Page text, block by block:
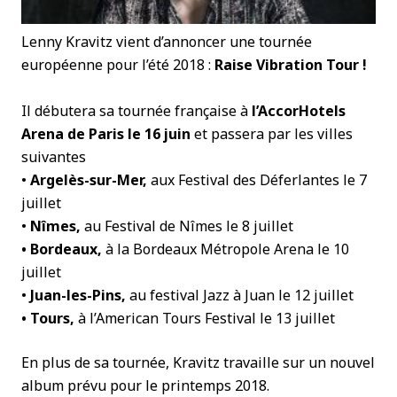
Lenny Kravitz vient d’annoncer une tournée
européenne pour l’été 2018 : Raise Vibration Tour !
Il débutera sa tournée française à l’AccorHotels
Arena de Paris le 16 juin et passera par les villes
suivantes
• Argelès-sur-Mer, aux Festival des Déferlantes le 7
juillet
• Nîmes, au Festival de Nîmes le 8 juillet
• Bordeaux, à la Bordeaux Métropole Arena le 10
juillet
• Juan-les-Pins, au festival Jazz à Juan le 12 juillet
• Tours, à l’American Tours Festival le 13 juillet
En plus de sa tournée, Kravitz travaille sur un nouvel
album prévu pour le printemps 2018.